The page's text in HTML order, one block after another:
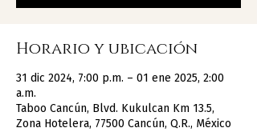
Horario y ubicación
31 dic 2024, 7:00 p.m. – 01 ene 2025, 2:00
a.m.
Taboo Cancún, Blvd. Kukulcan Km 13.5,
Zona Hotelera, 77500 Cancún, Q.R., México